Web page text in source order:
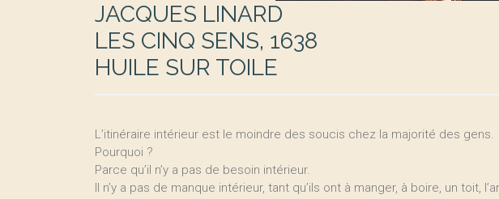
JACQUES LINARD
LES CINQ SENS, 1638
HUILE SUR TOILE
L’itinéraire intérieur est le moindre des soucis chez la majorité des gens.
Pourquoi ?
Parce qu’il n’y a pas de besoin intérieur.
Il n’y a pas de manque intérieur, tant qu’ils ont à manger, à boire, un toit,